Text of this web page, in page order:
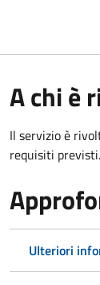
A chi è
Il servizio è
requisiti previsti.
Ulteriori